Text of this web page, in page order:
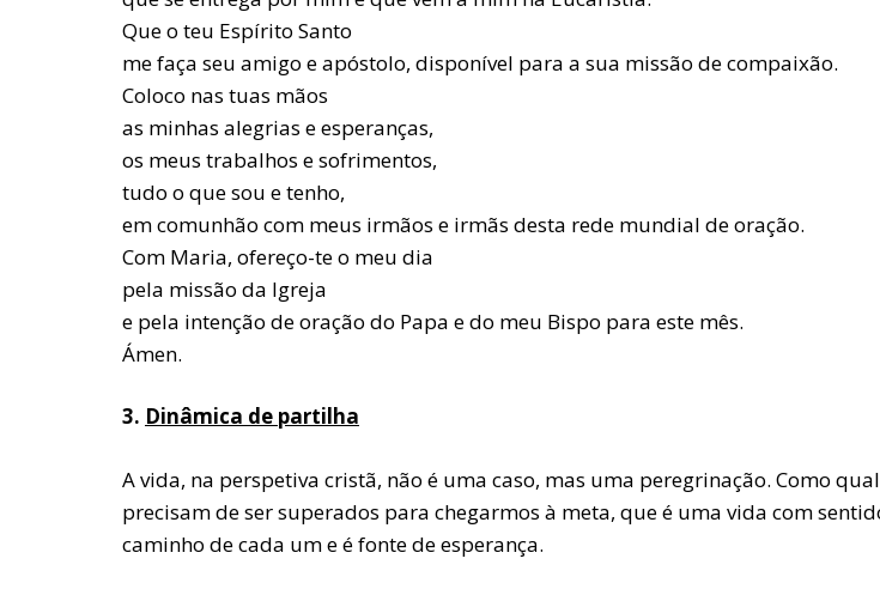
Que o teu Espírito Santo
me faça seu amigo e apóstolo, disponível para a sua missão de compaixão.
Coloco nas tuas mãos
as minhas alegrias e esperanças,
os meus trabalhos e sofrimentos,
tudo o que sou e tenho,
em comunhão com meus irmãos e irmãs desta rede mundial de oração.
Com Maria, ofereço-te o meu dia
pela missão da Igreja
e pela intenção de oração do Papa e do meu Bispo para este mês.
Ámen.
3. Dinâmica de partilha
A vida, na perspetiva cristã, não é uma caso, mas uma peregrinação. Como
precisam de ser superados para chegarmos à meta, que é uma vida com
caminho de cada um e é fonte de esperança.